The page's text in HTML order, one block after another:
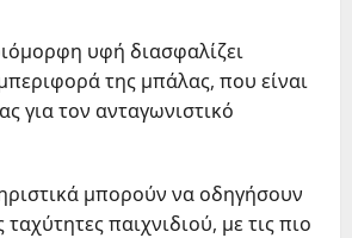
υφή διασφαλίζει
της μπάλας, που είναι
για τον ανταγωνιστικό
μπορούν να οδηγήσουν
ταχύτητες παιχνιδιού, με τις πιο